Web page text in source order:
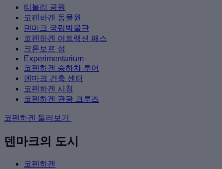
티볼리 공원
코펜하겐 동물원
덴마크 국립박물관
코펜하겐 어트랙션 패스
크론보르 성
Experimentarium
코펜하겐 승하차 투어
덴마크 건축 센터
코펜하겐 시청
코펜하겐 관광 크루즈
코펜하겐 둘러보기
덴마크의 도시
코펜하겐